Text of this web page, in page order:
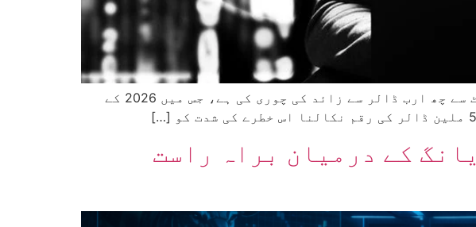
حالیہ رپورٹس کے مطابق شمالی کوریا سے وابستہ ہیکرز نے کرپٹو کرنسی مارکیٹ سے چھ ارب ڈالر سے زائد کی چوری کی ہے، جس میں 2026 کے
یانگ کے درمیان براہ راست